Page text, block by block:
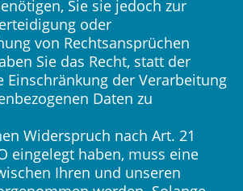
Sie sie jedoch zur
oder
von Rechtsansprüchen
Sie das Recht, statt der
Einschränkung der Verarbeitung
Daten zu
Widerspruch nach Art. 21
eingelegt haben, muss eine
Ihren und unseren